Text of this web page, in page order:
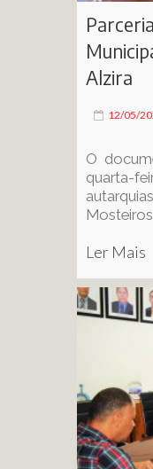
Alzira
12/05/
O
quarta-
Mosteiros
Ler Mais